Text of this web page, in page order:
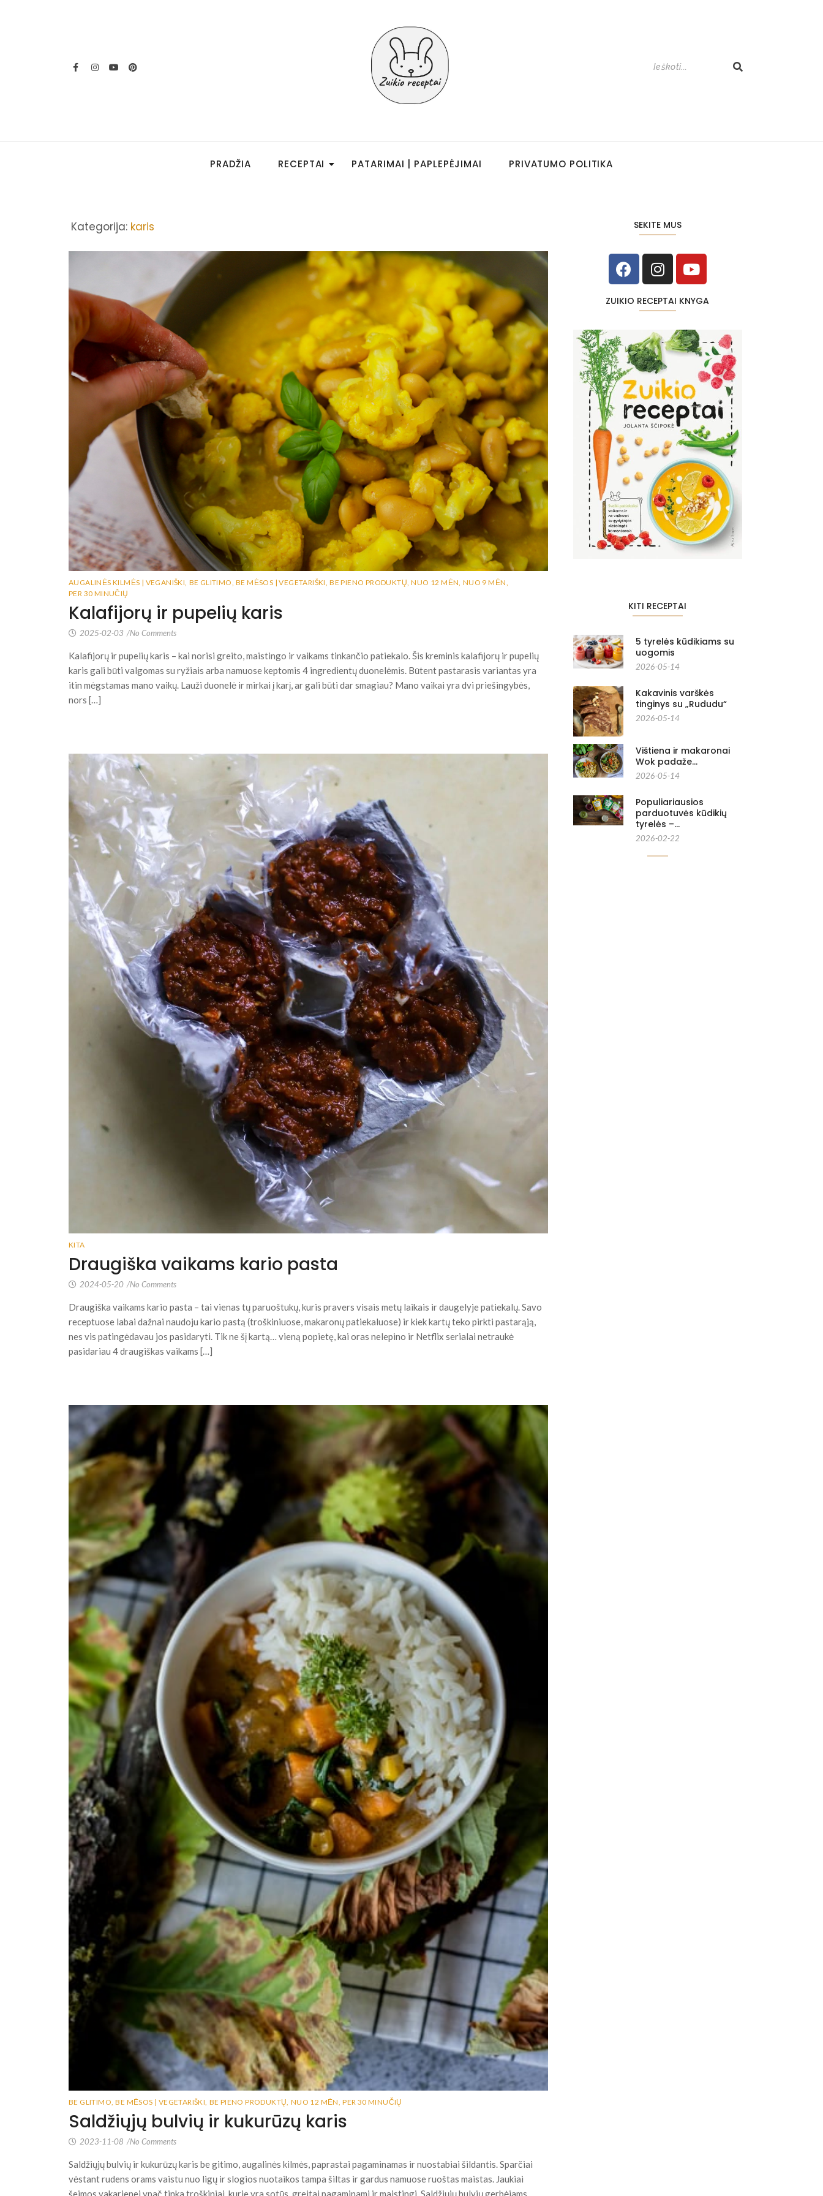
PRADŽIA RECEPTAI PATARIMAI | PAPLEPĖJIMAI PRIVATUMO POLITIKA
Kategorija: karis
AUGALINĖS KILMĖS | VEGANIŠKI, BE GLITIMO, BE MĖSOS | VEGETARIŠKI, BE PIENO PRODUKTŲ, NUO 12 MĖN, NUO 9 MĖN,
PER 30 MINUČIŲ
Kalafijorų ir pupelių karis
2025-02-03 /No Comments
Kalafijorų ir pupelių karis – kai norisi greito, maistingo ir vaikams tinkančio patiekalo. Šis kreminis kalafijorų ir pupelių
karis gali būti valgomas su ryžiais arba namuose keptomis 4 ingredientų duonelėmis. Būtent pastarasis variantas yra
itin mėgstamas mano vaikų. Lauži duonelė ir mirkai į karį, ar gali būti dar smagiau? Mano vaikai yra dvi priešingybės,
nors […]
KITA
Draugiška vaikams kario pasta
2024-05-20 /No Comments
Draugiška vaikams kario pasta – tai vienas tų paruoštukų, kuris pravers visais metų laikais ir daugelyje patiekalų. Savo
receptuose labai dažnai naudoju kario pastą (troškiniuose, makaronų patiekaluose) ir kiek kartų teko pirkti pastarąją,
nes vis patingėdavau jos pasidaryti. Tik ne šį kartą… vieną popietę, kai oras nelepino ir Netflix serialai netraukė
pasidariau 4 draugiškas vaikams […]
BE GLITIMO BE MĖSOS | VEGETARIŠKI BE PIENO PRODUKTŲ NUO 12 MĖN PER 30 MINUČIŲ
Saldžiųjų bulvių ir kukurūzų karis
2023-11-08 /No Comments
Saldžiųjų bulvių ir kukurūzų karis be gitimo, augalinės kilmės, paprastai pagaminamas ir nuostabiai šildantis. Sparčiai
vėstant rudens orams vaistu nuo ligų ir slogios nuotaikos tampa šiltas ir gardus namuose ruoštas maistas. Jaukiai
šeimos vakarienei ypač tinka troškiniai, kurie yra sotūs, greitai pagaminami ir maistingi. Saldžiųjų bulvių gerbėjams
SEKITE MUS
ZUIKIO RECEPTAI KNYGA
KITI RECEPTAI
5 tyrelės kūdikiams su
uogomis
2026-05-14
Kakavinis varškės
tinginys su „Rududu“
2026-05-14
Vištiena ir makaronai
Wok padaže…
2026-05-14
Populiariausios
parduotuvės kūdikių
tyrelės –…
2026-02-22